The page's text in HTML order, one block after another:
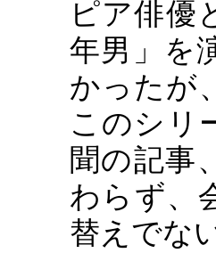
ピア俳優
年男」を
かったが
このシリ
聞の記事
わらず、
替えでな